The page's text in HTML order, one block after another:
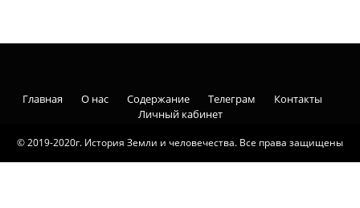
© 2019-2020г. История Земли и человечества. Все права защищены
Главная О нас Содержание Телеграм
Контакты
Личный кабинет